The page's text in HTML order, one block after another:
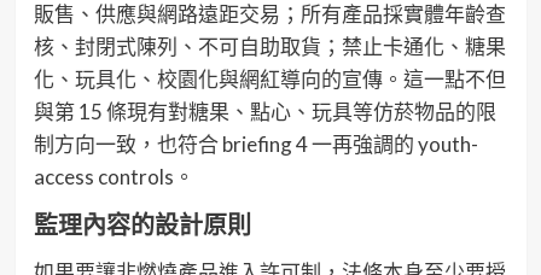
販售、供應與網路遠距交易；所有產品採實體年齡查
核、封閉式陳列、不可自助取貨；禁止卡通化、糖果
化、玩具化、校園化與網紅導向的宣傳。這一點不但
與第 15 條現有對糖果、點心、玩具等仿菸物品的限
制方向一致，也符合 briefing 4 一再強調的 youth-
access controls。
監理內容的設計原則